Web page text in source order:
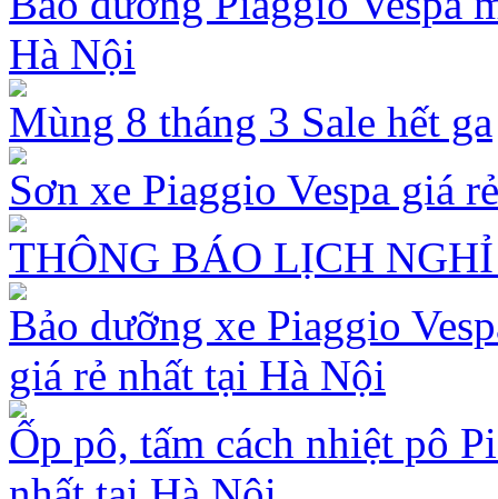
Hà Nội
Mùng 8 tháng 3 Sale hết ga
Sơn xe Piaggio Vespa giá
THÔNG BÁO LỊCH
Bảo dưỡng xe Piaggio
giá rẻ nhất tại Hà Nội
Ốp pô, tấm cách nhiệt pô